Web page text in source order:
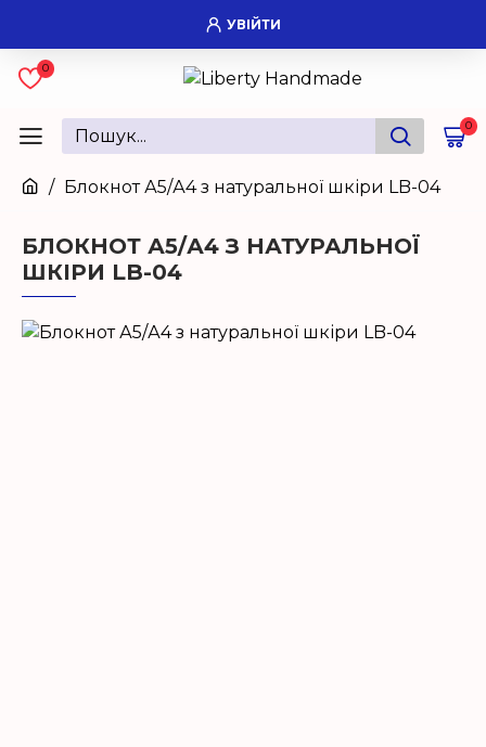
УВІЙТИ
0
0
Блокнот А5/А4 з натуральної шкіри LB-04
БЛОКНОТ А5/А4 З НАТУРАЛЬНОЇ
ШКІРИ LB-04